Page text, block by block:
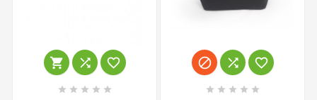
  
    
  
    